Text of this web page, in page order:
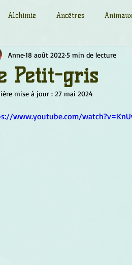
Alchimie Ancêtres
Champignons Conscience
de Bach Géométrie sacrée
Petit-gris
Anne18 août 2022 5 min de lecture
mise à jour : 27 mai 2024
www.youtube.com/